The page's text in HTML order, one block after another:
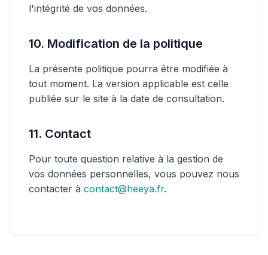
l'intégrité de vos données.
10. Modification de la politique
La présente politique pourra être modifiée à
tout moment. La version applicable est celle
publiée sur le site à la date de consultation.
11. Contact
Pour toute question relative à la gestion de
vos données personnelles, vous pouvez nous
contacter à contact@heeya.fr.